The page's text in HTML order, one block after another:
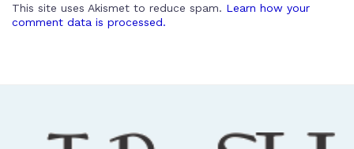
This site uses Akismet to reduce spam. Learn how your
comment data is processed.